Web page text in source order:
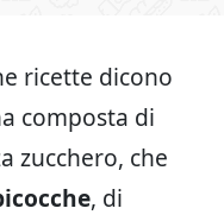
ricette dicono
composta di
zucchero, che
, di